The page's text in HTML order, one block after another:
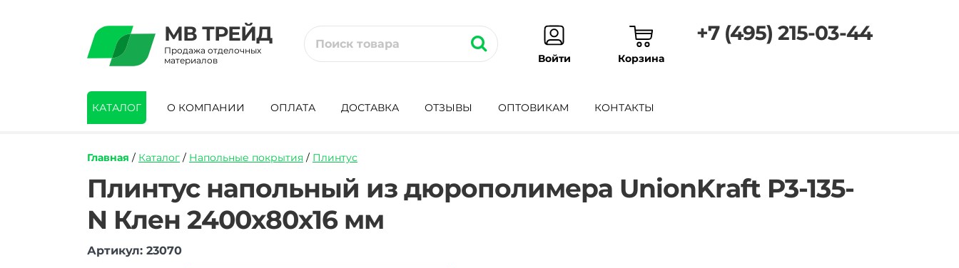
МВ ТРЕЙД
Продажа отделочных
материалов
Войти Корзина
+7 (495) 215-03-44
КАТАЛОГ О КОМПАНИИ ОПЛАТА ДОСТАВКА ОТЗЫВЫ ОПТОВИКАМ КОНТАКТЫ
Главная / Каталог / Напольные покрытия / Плинтус
https://mvtrade.ru/images/id/normal/plintus-
napolnyj-
dyuropolimera-
unionkraft-
p3-
135-
Плинтус напольный из дюрополимера UnionKraft P3-135-
N Клен 2400х80х16 мм
Артикул: 23070